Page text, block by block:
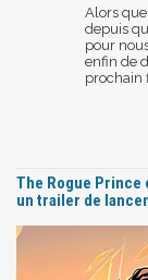
Alors
depuis
pour
enfin de
prochain
The Rogue Prince
un trailer de